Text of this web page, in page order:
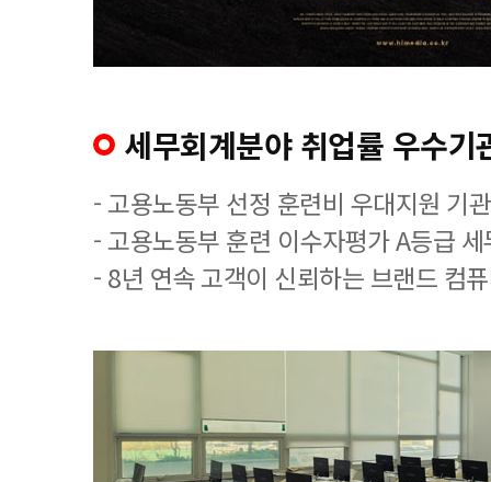
세무회계분야 취업률 우수기
- 고용노동부 선정 훈련비 우대지원 기관
- 고용노동부 훈련 이수자평가 A등급
- 8년 연속 고객이 신뢰하는 브랜드 컴